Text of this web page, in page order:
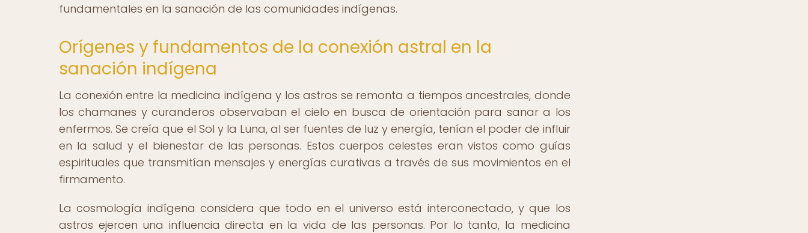
fundamentales en la sanación de las comunidades indígenas.
Orígenes y fundamentos de la conexión astral en la
sanación indígena
La conexión entre la medicina indígena y los astros se remonta a tiempos ancestrales, donde
los chamanes y curanderos observaban el cielo en busca de orientación para sanar a los
enfermos. Se creía que el Sol y la Luna, al ser fuentes de luz y energía, tenían el poder de influir
en la salud y el bienestar de las personas. Estos cuerpos celestes eran vistos como guías
espirituales que transmitían mensajes y energías curativas a través de sus movimientos en el
firmamento.
La cosmología indígena considera que todo en el universo está interconectado, y que los
astros ejercen una influencia directa en la vida de las personas. Por lo tanto, la medicina